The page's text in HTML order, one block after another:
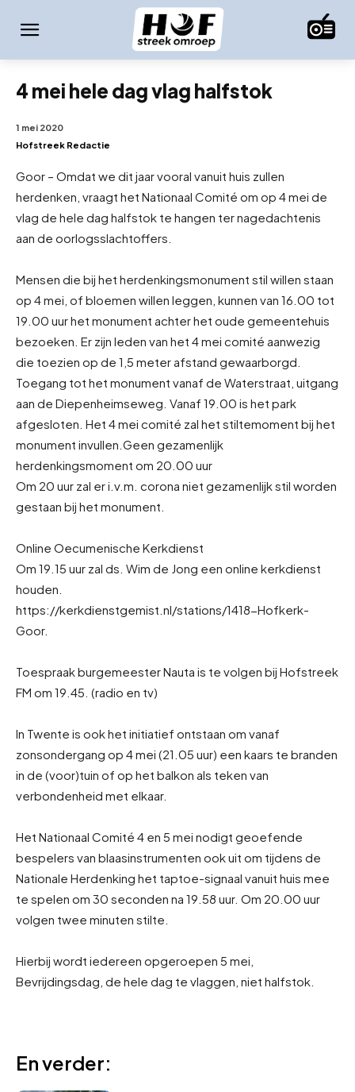
4 mei hele dag vlag halfstok
1 mei 2020
Hofstreek Redactie
Goor – Omdat we dit jaar vooral vanuit huis zullen
herdenken, vraagt het Nationaal Comité om op 4 mei de
vlag de hele dag halfstok te hangen ter nagedachtenis
aan de oorlogsslachtoffers.
Mensen die bij het herdenkingsmonument stil willen staan
op 4 mei, of bloemen willen leggen, kunnen van 16.00 tot
19.00 uur het monument achter het oude gemeentehuis
bezoeken. Er zijn leden van het 4 mei comité aanwezig
die toezien op de 1,5 meter afstand gewaarborgd.
Toegang tot het monument vanaf de Waterstraat, uitgang
aan de Diepenheimseweg. Vanaf 19.00 is het park
afgesloten. Het 4 mei comité zal het stiltemoment bij het
monument invullen. Geen gezamenlijk
herdenkingsmoment om 20.00 uur
Om 20 uur zal er i.v.m. corona niet gezamenlijk stil worden
gestaan bij het monument.
Online Oecumenische Kerkdienst
Om 19.15 uur zal ds. Wim de Jong een online kerkdienst
houden.
https://kerkdienstgemist.nl/stations/1418-Hofkerk-
Goor.
Toespraak burgemeester Nauta is te volgen bij Hofstreek
FM om 19.45. (radio en tv)
In Twente is ook het initiatief ontstaan om vanaf
zonsondergang op 4 mei (21.05 uur) een kaars te branden
in de (voor)tuin of op het balkon als teken van
verbondenheid met elkaar.
Het Nationaal Comité 4 en 5 mei nodigt geoefende
bespelers van blaasinstrumenten ook uit om tijdens de
Nationale Herdenking het taptoe-signaal vanuit huis mee
te spelen om 30 seconden na 19.58 uur. Om 20.00 uur
volgen twee minuten stilte.
Hierbij wordt iedereen opgeroepen 5 mei,
Bevrijdingsdag, de hele dag te vlaggen, niet halfstok.
En verder: